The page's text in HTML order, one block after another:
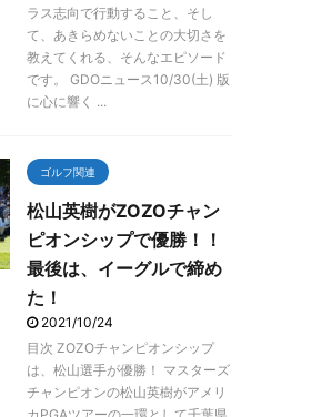
ラス志向で行動すること、そし
て、あきらめないことの大切さを
教えてくれる、そんなエピソード
です。 GDOニュース10/30(土) 版
に心に響く ...
ゴルフ関連
松山英樹がZOZOチャン
ピオンシップで優勝！！
最後は、イーグルで締め
た！
2021/10/24
目次 ZOZOチャンピオンシップ
は、松山選手が優勝！ マスターズ
チャンピオンの松山英樹がアメリ